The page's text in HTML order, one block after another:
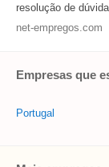
resolução de
net-empregos.com
Empresas que
Portugal